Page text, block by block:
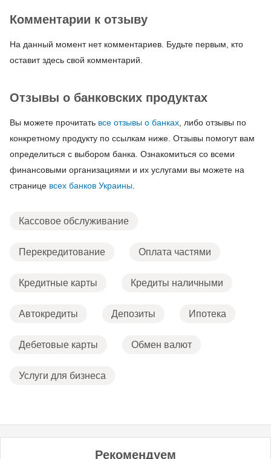
Комментарии к отзыву
На данный момент нет комментариев. Будьте первым, кто
оставит здесь свой комментарий.
Отзывы о банковских продуктах
Вы можете прочитать все отзывы о банках , либо отзывы по
конкретному продукту по ссылкам ниже. Отзывы помогут вам
определиться с выбором банка. Ознакомиться со всеми
финансовыми организациями и их услугами вы можете на
странице всех банков Украины
Кассовое обслуживание
Перекредитование Оплата частями
Кредитные карты Кредиты наличными
Автокредиты Депозиты Ипотека
Дебетовые карты Обмен валют
Услуги для бизнеса
Рекомендуем